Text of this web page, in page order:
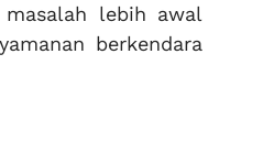
lebih awal
berkendara